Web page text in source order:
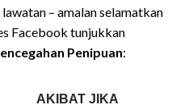
– amalan selamatkan
Facebook tunjukkan
Penipuan:
AKIBAT JIKA